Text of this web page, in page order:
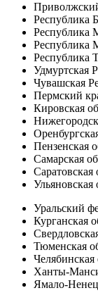
Республика
Республика
Республика
Республика
Удмуртская
Чувашская
Пермский
Кировская
Пензенская
Самарская
Саратовская
Ульяновская
Уральский
Курганская
Тюменская
Челябинская
Ханты-
Ямало-